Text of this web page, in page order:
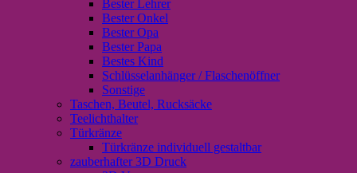
Bester Lehrer
Bester Onkel
Bester Opa
Bester Papa
Bestes Kind
Schlüsselanhänger / Flaschenöffner
Sonstige
Taschen, Beutel, Rucksäcke
Teelichthalter
Türkränze
Türkränze individuell gestaltbar
zauberhafter 3D Druck